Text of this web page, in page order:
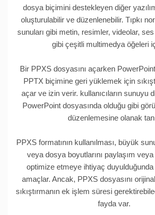
dosya biçimini destekleyen diğer
oluşturulabilir ve düzenlenebilir. Tıpkı
sunuları gibi metin, resimler, videolar,
gibi çeşitli multimedya öğeleri
Bir PPXS dosyasını açarken
PPTX biçimine geri yüklemek için
açar ve izin verir. kullanıcıların sunuyu
PowerPoint dosyasında olduğu gibi
düzenlemesine olanak
PPXS formatının kullanılması, büyük
veya dosya boyutlarını paylaşım
optimize etmeye ihtiyaç duyulduğunda
amaçlar. Ancak, PPXS dosyasını
sıkıştırmanın ek işlem süresi
fayda var.